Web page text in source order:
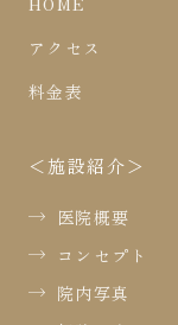
アクセス
料金表
施設紹介
医院概要
コンセプト
院内写真